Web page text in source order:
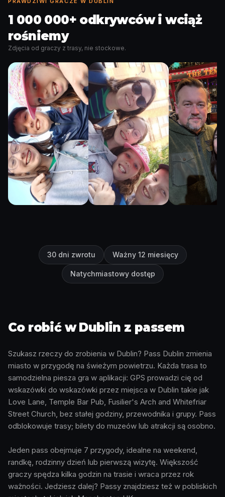
1 000 000+ odkrywców i wciąż
rośniemy
Zdjęcia od graczy z trasy, nie stockowe.
30 dni zwrotu Ważny 12 miesięcy
Natychmiastowy dostęp
Co robić w Dublin z passem
Szukasz rzeczy do zrobienia w Dublin? Pass Dublin zmienia
miasto w przygodę na świeżym powietrzu. Każda trasa to
samodzielna piesza gra w aplikacji: GPS prowadzi cię od
wskazówki do wskazówki przez miejsca w Dublin takie jak
Love Lane, Temple Bar Pub, Fusilier's Arch and Whitefriar
Street Church, bez stałej godziny, przewodnika i grupy. Pass
odblokowuje trasy; bilety do muzeów lub atrakcji są osobno.
Jeden pass obejmuje 7 przygody, idealne na weekend,
randkę, rodzinny dzień lub pierwszą wizytę. Większość
graczy spędza kilka godzin na trasie i wraca przez rok
ważności. Jedziesz dalej? Passy znajdziesz też w pobliskich